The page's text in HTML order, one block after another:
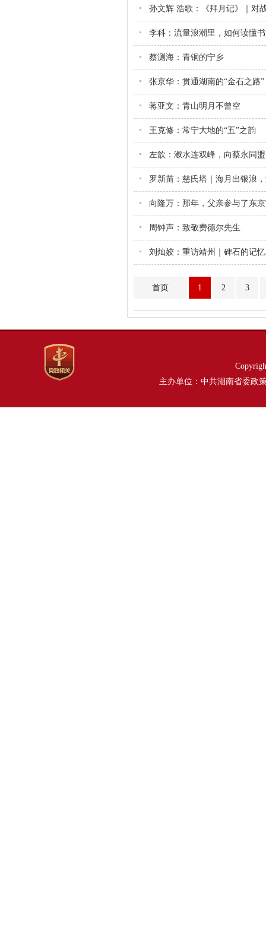
孙文辉 浩歌：《拜月记》｜对
李科：流量浪潮里，如何读懂
蔡测海：青铜的宁乡
张京华：贯通湖南的“金石之路”
蒋亚文：青山明月不曾空
王克修：常宁大地的“五”之韵
左歆：溆水连双峰，向蔡永同盟
罗新苗：慈氏塔｜海月出银浪
向隆万：那年，父亲参与了东
周钟声：致敬费德尔先生
刘灿姣：重访靖州｜碑石的记
首页 1 2 3
主办单位：中共湖南省委政